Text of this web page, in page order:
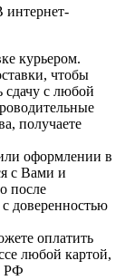
интернет-
курьером.
чтобы
сдачу с любой
получаете
оформлении в
с Вами и
после
доверенностью
оплатить
любой картой,
РФ